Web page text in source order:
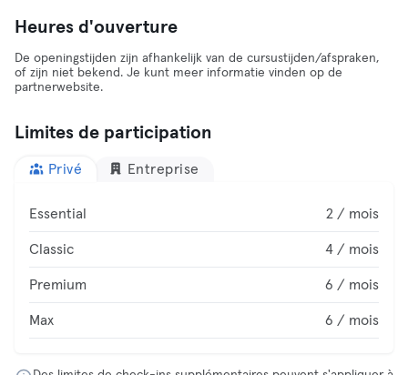
Heures d'ouverture
De openingstijden zijn afhankelijk van de cursustijden/afspraken,
of zijn niet bekend. Je kunt meer informatie vinden op de
partnerwebsite.
Limites de participation
Privé Entreprise
Essential 2 / mois
Classic 4 / mois
Premium 6 / mois
Max 6 / mois